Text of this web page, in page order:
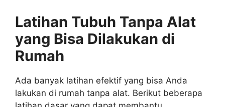
Latihan Tubuh Tanpa Alat
yang Bisa Dilakukan di
Rumah
Ada banyak latihan efektif yang bisa Anda
lakukan di rumah tanpa alat. Berikut beberapa